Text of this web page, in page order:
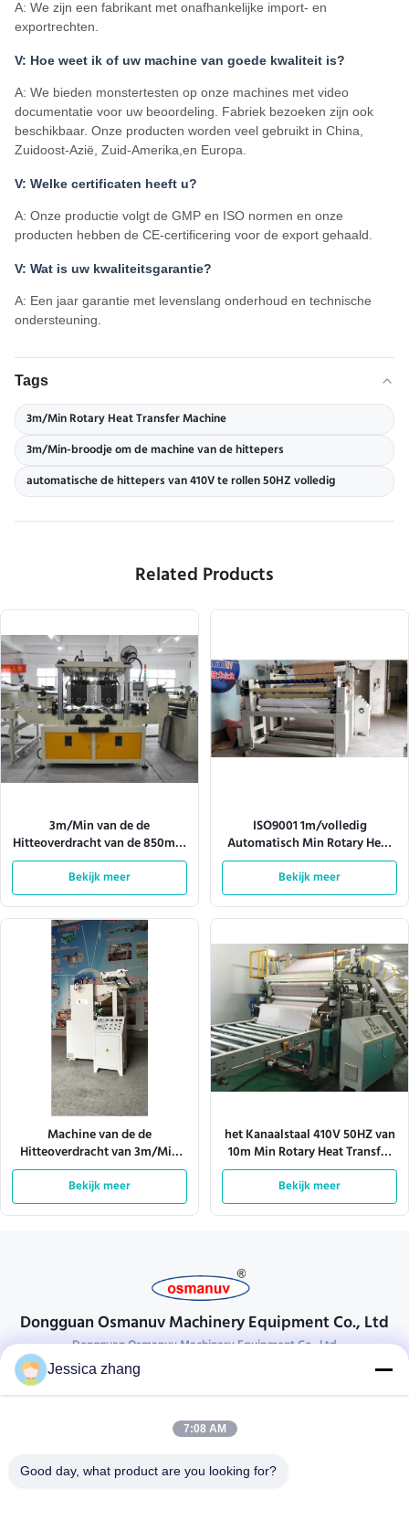
A: We zijn een fabrikant met onafhankelijke import- en
exportrechten.
V: Hoe weet ik of uw machine van goede kwaliteit is?
A: We bieden monstertesten op onze machines met video
documentatie voor uw beoordeling. Fabriek bezoeken zijn ook
beschikbaar. Onze producten worden veel gebruikt in China,
Zuidoost-Azië, Zuid-Amerika,en Europa.
V: Welke certificaten heeft u?
A: Onze productie volgt de GMP en ISO normen en onze
producten hebben de CE-certificering voor de export gehaald.
V: Wat is uw kwaliteitsgarantie?
A: Een jaar garantie met levenslang onderhoud en technische
ondersteuning.
Tags
3m/Min Rotary Heat Transfer Machine
3m/Min-broodje om de machine van de hittepers
automatische de hittepers van 410V te rollen 50HZ volledig
Related Products
3m/Min van de de
Hitteoverdracht van de 850mm
Hoogtepers Roterend de
Machinebroodje om te rollen
Bekijk meer
ISO9001 1m/volledig
Automatisch Min Rotary Heat
Transfer Machine
Bekijk meer
Machine van de de
Hitteoverdracht van 3m/Min
380V de Roterende/de
Roterende Sublimatie van de
Hittepers
Bekijk meer
het Kanaalstaal 410V 50HZ van
10m Min Rotary Heat Transfer
Machine
Bekijk meer
Dongguan Osmanuv Machinery Equipment Co., Ltd
Dongguan Osmanuv Machinery Equipment Co., Ltd
Neem contact op.
28 tweede industrieel, wei van Liu chong, Wanjiang, DongGuan,
86-769 -88125248
Jessica zhang
7:08 AM
Good day, what product are you looking for?